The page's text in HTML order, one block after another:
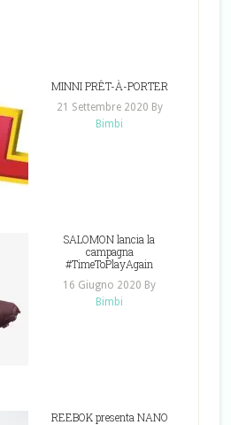
MINNI PRÊT-À-PORTER
21 Settembre 2020 By
Bimbi
SALOMON lancia la
campagna
#TimeToPlayAgain
16 Giugno 2020 By
Bimbi
REEBOK presenta NANO